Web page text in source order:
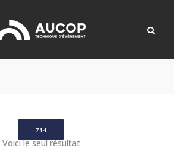
714
Voici le seul résultat